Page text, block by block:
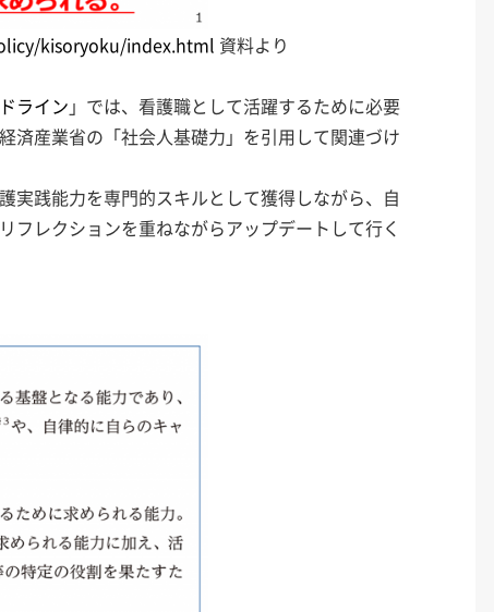
kisoryoku/index.html 資料より
ライン 」では、看護職として活躍するために必要
済産業省の「社会人基礎力」を引用して関連づけ
践能力を専門的スキルとして獲得しながら、自
フレクションを重ねながらアップデートして行く